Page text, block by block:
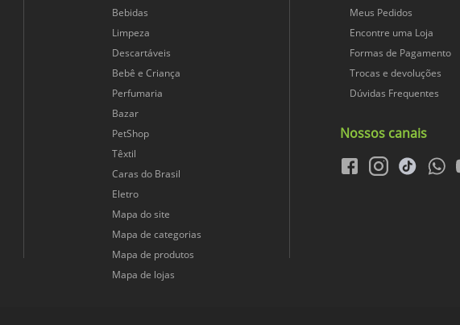
Bebidas
Limpeza
Descartáveis
Bebê e Criança
Perfumaria
Bazar
PetShop
Têxtil
Caras do Brasil
Eletro
Mapa do site
Mapa de categorias
Mapa de produtos
Mapa de lojas
Meus Pedidos
Encontre uma Loja
Formas de Pagamento
Trocas e devoluções
Dúvidas Frequentes
Nossos canais
facebookinstagram
tiktok